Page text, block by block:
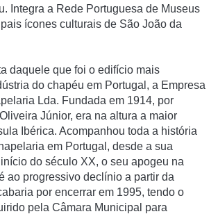
Integra a Rede Portuguesa de Museus
í­cones culturais de São João da
daquele que foi o edifí­cio mais
do chapéu em Portugal, a Empresa
Lda. Fundada em 1914, por
Júnior, era na altura a maior
Ibérica. Acompanhou toda a história
em Portugal, desde a sua
do século XX, o seu apogeu na
ao progressivo declí­nio a partir da
por encerrar em 1995, tendo o
pela Câmara Municipal para